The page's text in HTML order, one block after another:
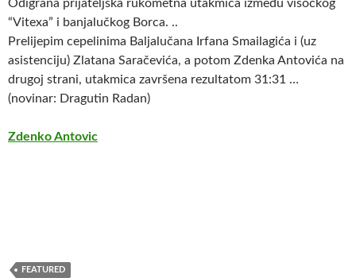
Odigrana prijateljska rukometna utakmica između visočkog
“Vitexa” i banjalučkog Borca. ..
Prelijepim cepelinima Baljalučana Irfana Smailagića i (uz
asistenciju) Zlatana Saračevića, a potom Zdenka Antovića na
drugoj strani, utakmica završena rezultatom 31:31 …
(novinar: Dragutin Radan)
Zdenko Antovic
FEATURED